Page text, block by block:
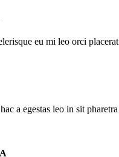
eu mi leo orci
a egestas leo in sit